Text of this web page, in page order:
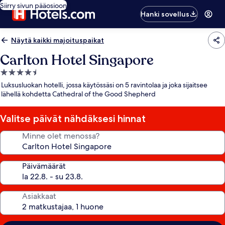
Siirry sivun pääosioon
Hanki sovellus
Näytä kaikki majoituspaikat
Carlton Hotel Singapore
4.5
tähden
majoituspaikka
Luksusluokan hotelli, jossa käytössäsi on 5 ravintolaa ja joka sijaitsee
lähellä kohdetta Cathedral of the Good Shepherd
Valitse päivät nähdäksesi hinnat
Minne olet menossa?
Päivämäärät
Asiakkaat